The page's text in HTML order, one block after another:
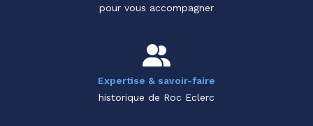
pour vous accompagner
Expertise & savoir-faire
historique de Roc Eclerc